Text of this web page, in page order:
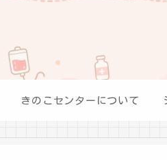
きのこセンターについて